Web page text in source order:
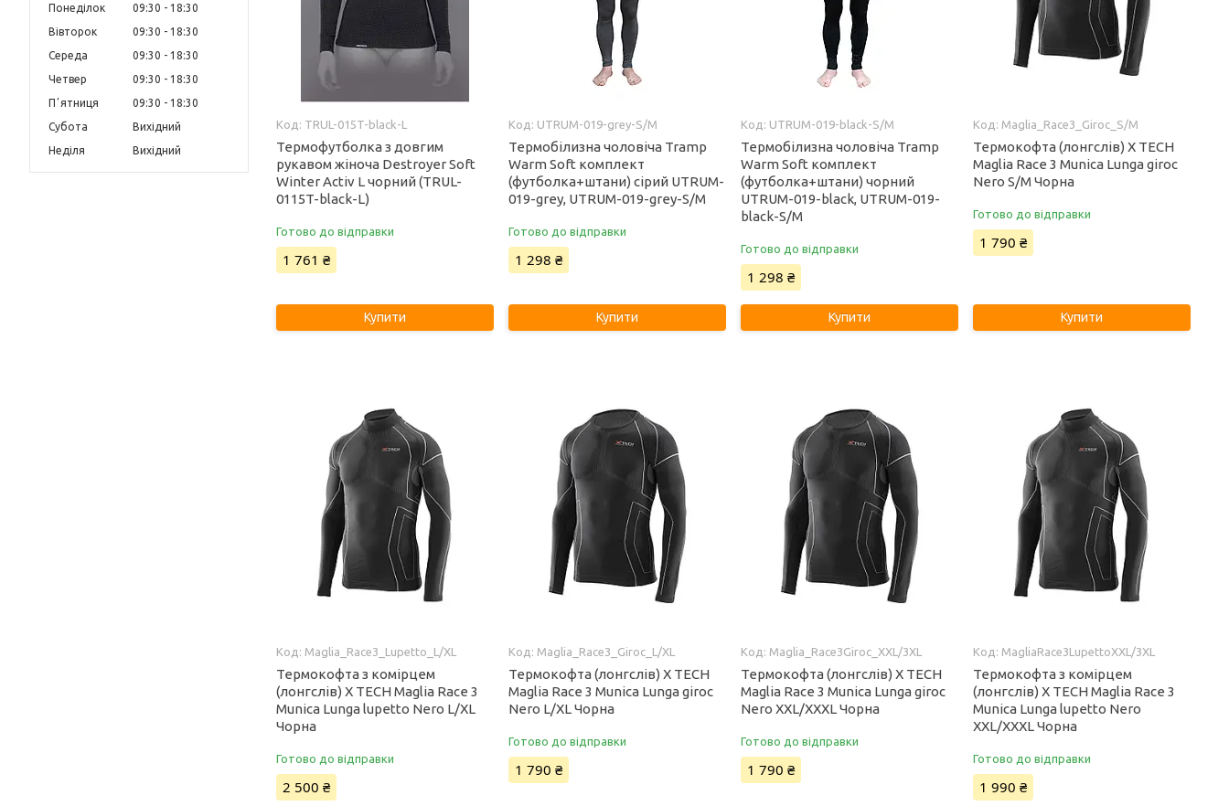
Понеділок 09:30
18:30
Вівторок
09:30
18:30
Середа
09:30
18:30
Четвер
09:30
18:30
Пʼятниця
09:30
18:30
Субота
Вихідний
Неділя
Вихідний
TRUL-015T-black-L
Термофутболка з довгим
рукавом жіноча Destroyer Soft
Winter Activ L чорний (TRUL-
0115T-black-L)
Готово до відправки
1 761 ₴
Купити
UTRUM-019-grey-S/M
Термобілизна чоловіча Tramp
Warm Soft комплект
(футболка+штани) сірий UTRUM-
019-grey, UTRUM-019-grey-S/M
Готово до відправки
1 298 ₴
Купити
UTRUM-019-black-S/M
Термобілизна чоловіча Tramp
Warm Soft комплект
(футболка+штани) чорний
UTRUM-019-black, UTRUM-019-
black-S/M
Готово до відправки
1 298 ₴
Купити
Maglia_Race3_Giroc_S/M
Термокофта (лонгслів) X TECH
Maglia Race 3 Munica Lunga giroc
Nero S/M Чорна
Готово до відправки
1 790 ₴
Купити
Maglia_Race3_Lupetto_L/XL
Термокофта з комірцем
(лонгслів) X TECH Maglia Race 3
Munica Lunga lupetto Nero L/XL
Чорна
Готово до відправки
2 500 ₴
Maglia_Race3_Giroc_L/XL
Термокофта (лонгслів) X TECH
Maglia Race 3 Munica Lunga giroc
Nero L/XL Чорна
Готово до відправки
1 790 ₴
Maglia_Race3Giroc_XXL/3XL
Термокофта (лонгслів) X TECH
Maglia Race 3 Munica Lunga giroc
Nero XXL/XXXL Чорна
Готово до відправки
1 790 ₴
MagliaRace3LupettoXXL/3XL
Термокофта з комірцем
(лонгслів) X TECH Maglia Race 3
Munica Lunga lupetto Nero
XXL/XXXL Чорна
Готово до відправки
1 990 ₴